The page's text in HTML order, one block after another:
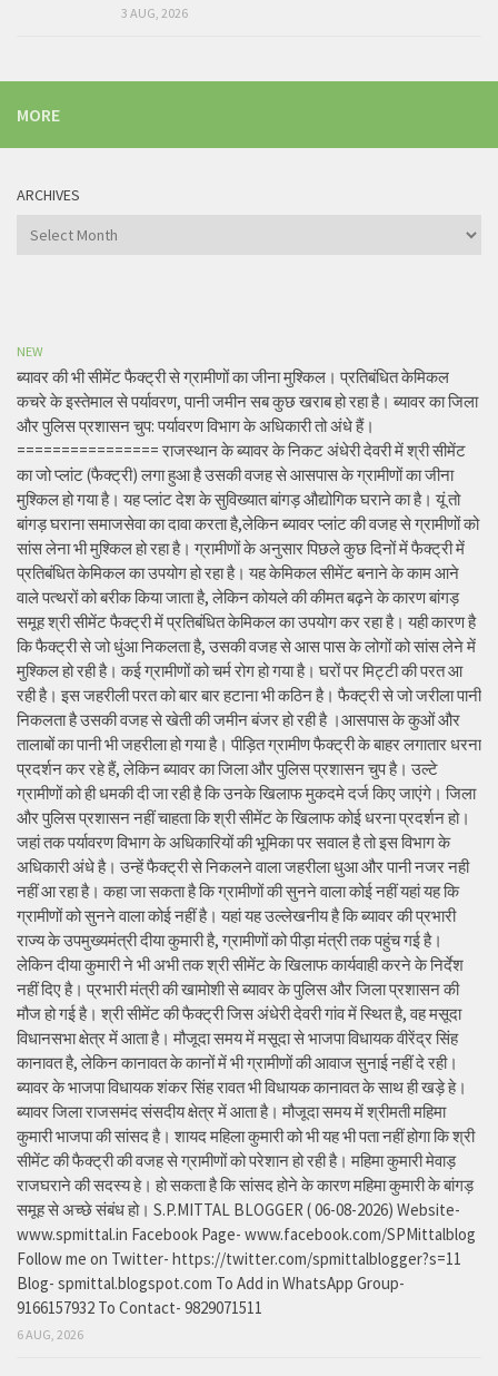
3 AUG, 2026
MORE
ARCHIVES
Archives
NEW
ब्यावर की भी सीमेंट फैक्ट्री से ग्रामीणों का जीना मुश्किल। प्रतिबंधित केमिकल
कचरे के इस्तेमाल से पर्यावरण, पानी जमीन सब कुछ खराब हो रहा है। ब्यावर का जिला
और पुलिस प्रशासन चुप: पर्यावरण विभाग के अधिकारी तो अंधे हैं।
================ राजस्थान के ब्यावर के निकट अंधेरी देवरी में श्री सीमेंट
का जो प्लांट (फैक्ट्री) लगा हुआ है उसकी वजह से आसपास के ग्रामीणों का जीना
मुश्किल हो गया है। यह प्लांट देश के सुविख्यात बांगड़ औद्योगिक घराने का है। यूं तो
बांगड़ घराना समाजसेवा का दावा करता है,लेकिन ब्यावर प्लांट की वजह से ग्रामीणों को
सांस लेना भी मुश्किल हो रहा है। ग्रामीणों के अनुसार पिछले कुछ दिनों में फैक्ट्री में
प्रतिबंधित केमिकल का उपयोग हो रहा है। यह केमिकल सीमेंट बनाने के काम आने
वाले पत्थरों को बरीक किया जाता है, लेकिन कोयले की कीमत बढ़ने के कारण बांगड़
समूह श्री सीमेंट फैक्ट्री में प्रतिबंधित केमिकल का उपयोग कर रहा है। यही कारण है
कि फैक्ट्री से जो धुंआ निकलता है, उसकी वजह से आस पास के लोगों को सांस लेने में
मुश्किल हो रही है। कई ग्रामीणों को चर्म रोग हो गया है। घरों पर मिट्टी की परत आ
रही है। इस जहरीली परत को बार बार हटाना भी कठिन है। फैक्ट्री से जो जरीला पानी
निकलता है उसकी वजह से खेती की जमीन बंजर हो रही है ।आसपास के कुओं और
तालाबों का पानी भी जहरीला हो गया है। पीड़ित ग्रामीण फैक्ट्री के बाहर लगातार धरना
प्रदर्शन कर रहे हैं, लेकिन ब्यावर का जिला और पुलिस प्रशासन चुप है। उल्टे
ग्रामीणों को ही धमकी दी जा रही है कि उनके खिलाफ मुकदमे दर्ज किए जाएंगे। जिला
और पुलिस प्रशासन नहीं चाहता कि श्री सीमेंट के खिलाफ कोई धरना प्रदर्शन हो।
जहां तक पर्यावरण विभाग के अधिकारियों की भूमिका पर सवाल है तो इस विभाग के
अधिकारी अंधे है। उन्हें फैक्ट्री से निकलने वाला जहरीला धुआ और पानी नजर नही
नहीं आ रहा है। कहा जा सकता है कि ग्रामीणों की सुनने वाला कोई नहीं यहां यह कि
ग्रामीणों को सुनने वाला कोई नहीं है। यहां यह उल्लेखनीय है कि ब्यावर की प्रभारी
राज्य के उपमुख्यमंत्री दीया कुमारी है, ग्रामीणों को पीड़ा मंत्री तक पहुंच गई है।
लेकिन दीया कुमारी ने भी अभी तक श्री सीमेंट के खिलाफ कार्यवाही करने के निर्देश
नहीं दिए है। प्रभारी मंत्री की खामोशी से ब्यावर के पुलिस और जिला प्रशासन की
मौज हो गई है। श्री सीमेंट की फैक्ट्री जिस अंधेरी देवरी गांव में स्थित है, वह मसूदा
विधानसभा क्षेत्र में आता है। मौजूदा समय में मसूदा से भाजपा विधायक वीरेंद्र सिंह
कानावत है, लेकिन कानावत के कानों में भी ग्रामीणों की आवाज सुनाई नहीं दे रही।
ब्यावर के भाजपा विधायक शंकर सिंह रावत भी विधायक कानावत के साथ ही खड़े हे।
ब्यावर जिला राजसमंद संसदीय क्षेत्र में आता है। मौजूदा समय में श्रीमती महिमा
कुमारी भाजपा की सांसद है। शायद महिला कुमारी को भी यह भी पता नहीं होगा कि श्री
सीमेंट की फैक्ट्री की वजह से ग्रामीणों को परेशान हो रही है। महिमा कुमारी मेवाड़
राजघराने की सदस्य हे। हो सकता है कि सांसद होने के कारण महिमा कुमारी के बांगड़
समूह से अच्छे संबंध हो। S.P.MITTAL BLOGGER ( 06-08-2026) Website-
www.spmittal.in Facebook Page- www.facebook.com/SPMittalblog
Follow me on Twitter- https://twitter.com/spmittalblogger?s=11
Blog- spmittal.blogspot.com To Add in WhatsApp Group-
9166157932 To Contact- 9829071511
6 AUG, 2026